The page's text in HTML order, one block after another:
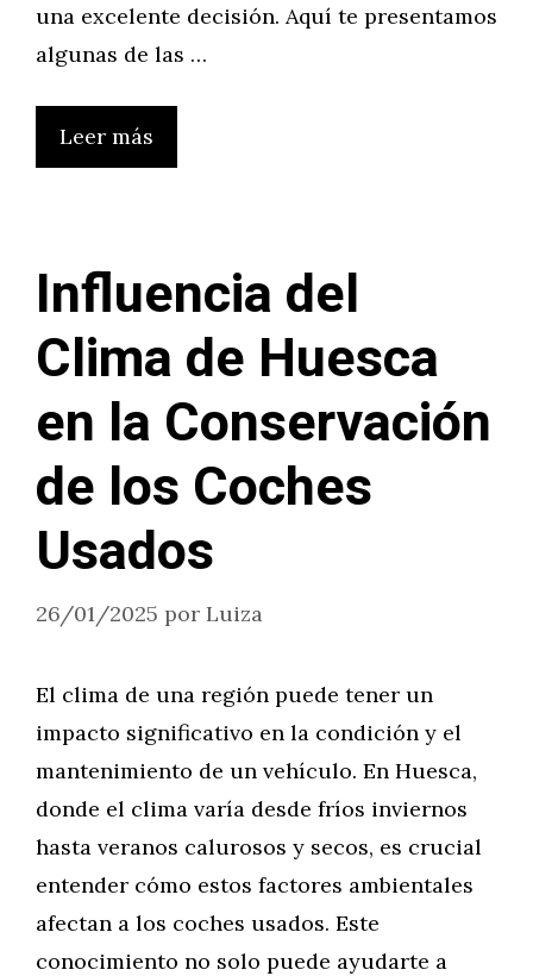
una excelente decisión. Aquí te presentamos
algunas de las …
Leer más
Influencia del
Clima de Huesca
en la Conservación
de los Coches
Usados
26/01/2025 por Luiza
El clima de una región puede tener un
impacto significativo en la condición y el
mantenimiento de un vehículo. En Huesca,
donde el clima varía desde fríos inviernos
hasta veranos calurosos y secos, es crucial
entender cómo estos factores ambientales
afectan a los coches usados. Este
conocimiento no solo puede ayudarte a